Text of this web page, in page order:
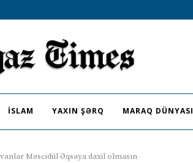
dəvət...
İSLAM YAXIN ŞƏRQ MARAQ DÜNYASI
Məscidül Əqsaya daxil olmasın